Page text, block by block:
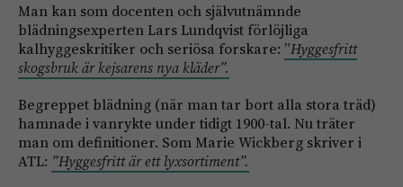
Man kan som docenten och självutnämnde
blädningsexperten Lars Lundqvist förlöjliga
kalhyggeskritiker och seriösa forskare: ”Hyggesfritt
skogsbruk är kejsarens nya kläder”.
Begreppet blädning (när man tar bort alla stora träd)
hamnade i vanrykte under tidigt 1900-tal. Nu träter
man om definitioner. Som Marie Wickberg skriver i
ATL: ”Hyggesfritt är ett lyxsortiment”.